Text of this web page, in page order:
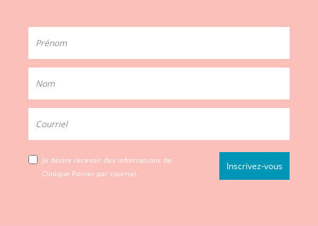
Je désire recevoir des informations de
Clinique Poirier par courriel.